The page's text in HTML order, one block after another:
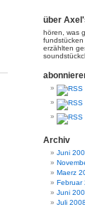
über
hören, was
fundstücken
erzählten
Archiv
Juni
Maerz
Februar
Juni
Juli 2008